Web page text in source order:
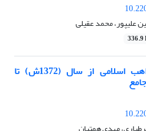
علیپور، محمد عقیلی
336.9
راهبردهای تقریب بین مذاهب اسلامی از سال (1372ش) تا